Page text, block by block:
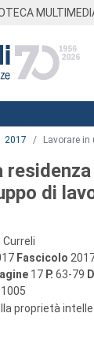
2017 Lavorare
di
Curreli
Fascicolo
17 P. 63-79
proprietà